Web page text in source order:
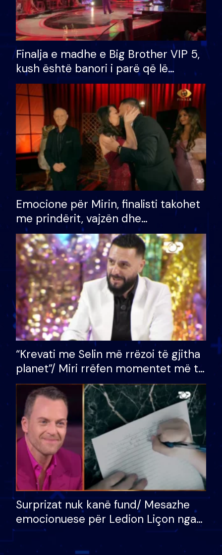
Finalja e madhe e Big Brother VIP 5,
kush është banori i parë që lë
shtëpinë dhe humb mundësinë për
të fituar çmimin e madh
Emocione për Mirin, finalisti takohet
me prindërit, vajzën dhe
bashkëshorten: S’kemi ndonjë letër
divorci apo jo?
“Krevati me Selin më rrëzoi të gjitha
planet”/ Miri rrëfen momentet më të
bukura në shtëpinë e BB VIP: Do më
mungojë zilja e mëngjesit kur…
Surprizat nuk kanë fund/ Mesazhe
emocionuese për Ledion Liçon nga
nëna dhe fëmijët e tij, moderatori
nuk i mban dot lotët: Nuk meritoj…